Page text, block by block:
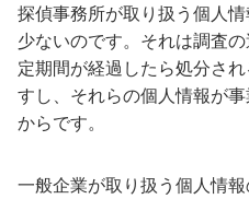
探偵事務所が取り扱う個人
少ないのです。それは調査
定期間が経過したら処分さ
すし、それらの個人情報が
からです。
一般企業が取り扱う個人情